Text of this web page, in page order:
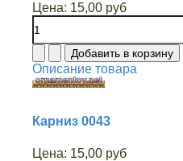
Цена: 15,00 руб
Описание товара
Карниз 0043
Цена: 15,00 руб